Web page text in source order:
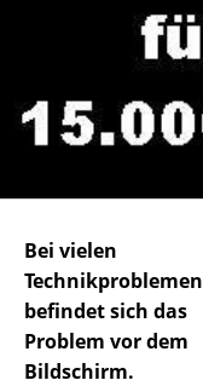
Bei vielen
Technikproblemen
befindet sich das
Problem vor dem
Bildschirm.